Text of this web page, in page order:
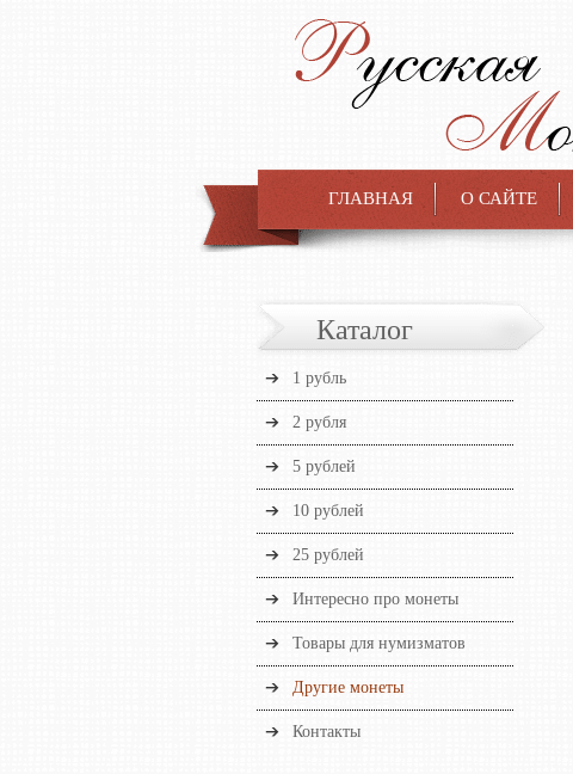
ГЛАВНАЯ О САЙТЕ
Каталог
1 рубль
2 рубля
5 рублей
10 рублей
25 рублей
Интересно про монеты
Товары для нумизматов
Другие монеты
Контакты